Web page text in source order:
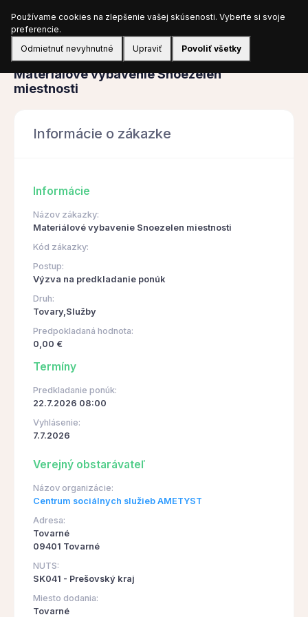
Prihlásiť sa
Obstarávanie
Materiálové vybavenie Snoezelen
miestnosti
Informácie o zákazke
Informácie
Názov zákazky:
Materiálové vybavenie Snoezelen miestnosti
Kód zákazky:
Postup:
Výzva na predkladanie ponúk
Druh:
Tovary,Služby
Predpokladaná hodnota:
0,00 €
Termíny
Predkladanie ponúk:
22.7.2026 08:00
Vyhlásenie:
7.7.2026
Verejný obstarávateľ
Názov organizácie:
Centrum sociálnych služieb AMETYST
Adresa:
Tovarné
09401 Tovarné
NUTS:
SK041 - Prešovský kraj
Miesto dodania:
Tovarné
Používame cookies na zlepšenie vašej skúsenosti. Vyberte si svoje
preferencie.
Odmietnuť nevyhnutné
Upraviť Povoliť všetky